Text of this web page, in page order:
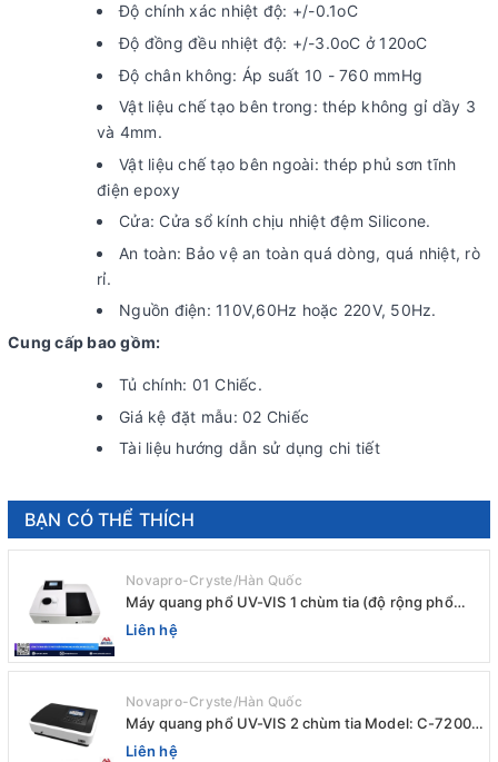
Độ chính xác nhiệt độ: +/-0.1oC
Độ đồng đều nhiệt độ: +/-3.0oC ở 120oC
Độ chân không: Áp suất 10 - 760 mmHg
Vật liệu chế tạo bên trong: thép không gỉ dầy 3
và 4mm.
Vật liệu chế tạo bên ngoài: thép phủ sơn tĩnh
điện epoxy
Cửa: Cửa sổ kính chịu nhiệt đệm Silicone.
An toàn: Bảo vệ an toàn quá dòng, quá nhiệt, rò
rỉ.
Nguồn điện: 110V,60Hz hoặc 220V, 50Hz.
Cung cấp bao gồm:
Tủ chính: 01 Chiếc.
Giá kệ đặt mẫu: 02 Chiếc
Tài liệu hướng dẫn sử dụng chi tiết
BẠN CÓ THỂ THÍCH
Novapro-Cryste/Hàn Quốc
Máy quang phổ UV-VIS 1 chùm tia (độ rộng phổ
4nm) E-1000UV / Peak
Liên hệ
Novapro-Cryste/Hàn Quốc
Máy quang phổ UV-VIS 2 chùm tia Model: C-7200 /
Peak
Liên hệ